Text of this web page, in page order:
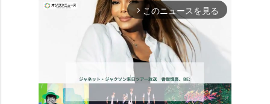
arrow_forward_ios このニュースを見る